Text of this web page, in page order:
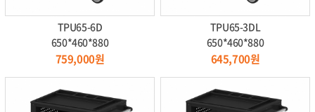
TPU65-6D
650*460*880
759,000원
TPU65-3DL
650*460*880
645,700원